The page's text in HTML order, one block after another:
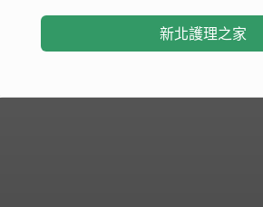
新北護理之家